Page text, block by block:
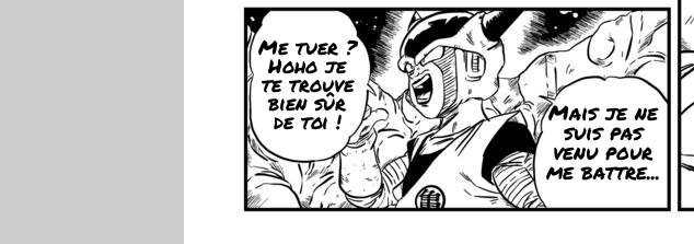
Me tuer ?
Hoho je
te trouve
bien sûr
de toi ! Mais je ne
suis pas
venu pour
me battre...